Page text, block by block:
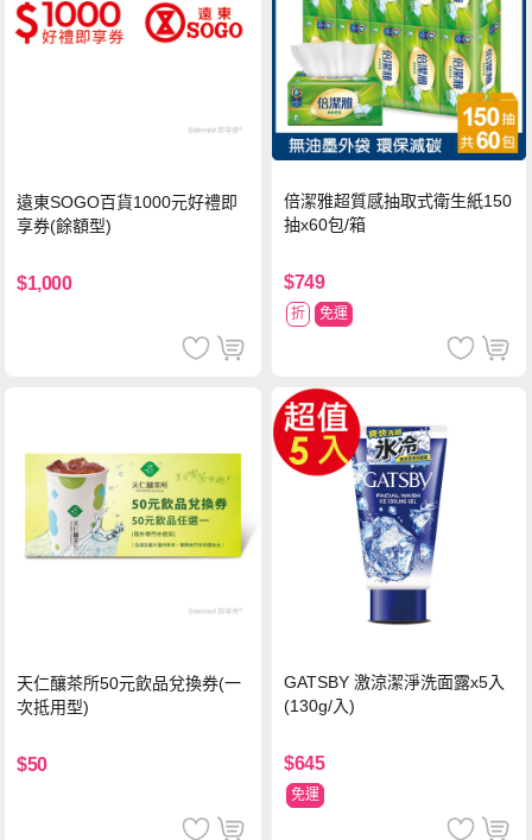
遠東SOGO百貨1000元好禮即
享券(餘額型)
$1,000
倍潔雅超質感抽取式衛生紙150
抽x60包/箱
$749
折 免運
天仁釀茶所50元飲品兌換券(一
次抵用型)
$50
GATSBY 激涼潔淨洗面露x5入
(130g/入)
$645
免運